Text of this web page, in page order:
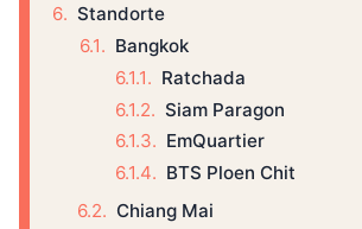
Standorte
Bangkok
Ratchada
Siam Paragon
EmQuartier
BTS Ploen Chit
Chiang Mai